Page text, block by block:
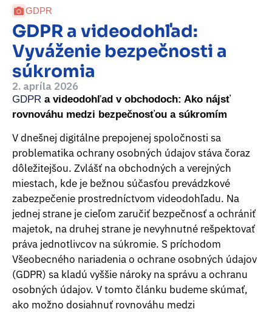
GDPR
GDPR a videodohľad:
Vyváženie bezpečnosti a
súkromia
2. apríla 2026
GDPR a videodohľad v obchodoch: Ako nájsť
rovnováhu medzi bezpečnosťou a súkromím
V dnešnej digitálne prepojenej spoločnosti sa
problematika ochrany osobných údajov stáva čoraz
dôležitejšou. Zvlášť na obchodných a verejných
miestach, kde je bežnou súčasťou prevádzkové
zabezpečenie prostredníctvom videodohľadu. Na
jednej strane je cieľom zaručiť bezpečnosť a ochrániť
majetok, na druhej strane je nevyhnutné rešpektovať
práva jednotlivcov na súkromie. S príchodom
Všeobecného nariadenia o ochrane osobných údajov
(GDPR) sa kladú vyššie nároky na správu a ochranu
osobných údajov. V tomto článku budeme skúmať,
ako možno dosiahnuť rovnováhu medzi